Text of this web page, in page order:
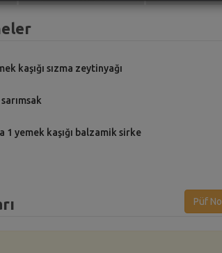
kaşığı sızma zeytinyağı
1 yemek kaşığı balzamik sirke
Püf